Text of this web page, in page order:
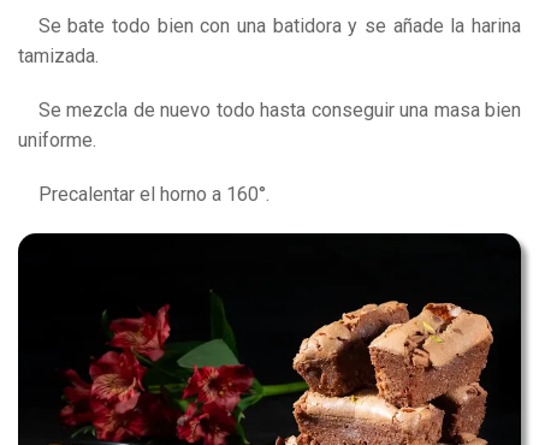
Se bate todo bien con una batidora y se añade la harina
tamizada.
Se mezcla de nuevo todo hasta conseguir una masa bien
uniforme.
Precalentar el horno a 160°.